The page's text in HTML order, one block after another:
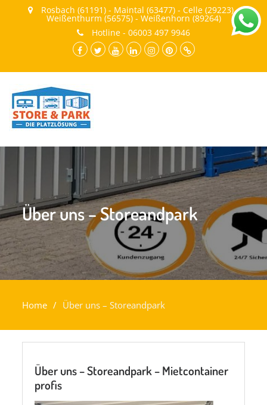
Rosbach (61191) - Maintal (63477) - Celle (29223) -
Weißenthurm (56575) - Weißenhorn (89264)
Hotline - 06003 497 9946
Richtlinie
Über uns – Storeandpark
Home Über uns – Storeandpark
Über uns – Storeandpark – Mietcontainer
profis